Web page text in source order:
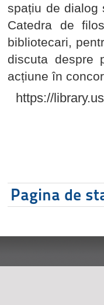
spațiu de dialog
Catedra de
bibliotecari,
discuta despre
acțiune în
https://
Pagina de